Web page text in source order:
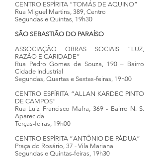
CENTRO ESPÍRITA “TOMÁS DE AQUINO”
Rua Miguel Martins, 389, Centro
Segundas e Quintas, 19h30
SÃO SEBASTIÃO DO PARAÍSO
ASSOCIAÇÃO OBRAS SOCIAIS “LUZ,
RAZÃO E CARIDADE”
Rua Pedro Gomes de Souza, 190 – Bairro
Cidade Industrial
Segundas, Quartas e Sextas-feiras, 19h00
CENTRO ESPÍRITA “ALLAN KARDEC PINTO
DE CAMPOS”
Rua Luiz Francisco Mafra, 369 - Bairro N. S.
Aparecida
Terças-feiras, 19h00
CENTRO ESPÍRITA “ANTÔNIO DE PÁDUA”
Praça do Rosário, 37 - Vila Mariana
Segundas e Quintas-feiras, 19h30